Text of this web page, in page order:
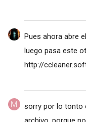
Pues ahora abre
luego pasa este
http://
sorry por lo tonto